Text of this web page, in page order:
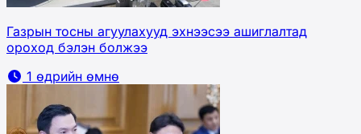
Газрын тосны агуулахууд эхнээсээ ашиглалтад
ороход бэлэн болжээ
1 өдрийн өмнө